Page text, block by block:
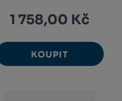
1 758,00 Kč
KOUPIT